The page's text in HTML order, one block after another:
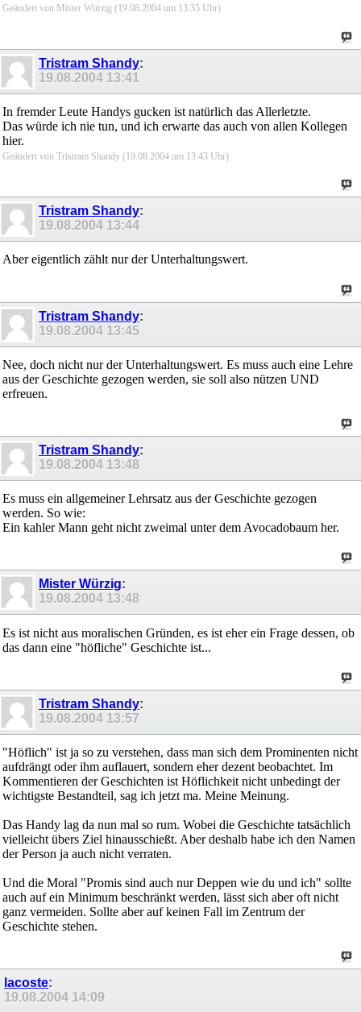
Geändert von Mister Würzig (19.08.2004 um 13:35 Uhr)
Tristram Shandy:
19.08.2004 13:41
In fremder Leute Handys gucken ist natürlich das Allerletzte.
Das würde ich nie tun, und ich erwarte das auch von allen Kollegen
hier.
Geändert von Tristram Shandy (19.08.2004 um 13:43 Uhr)
Tristram Shandy:
19.08.2004 13:44
Aber eigentlich zählt nur der Unterhaltungswert.
Tristram Shandy:
19.08.2004 13:45
Nee, doch nicht nur der Unterhaltungswert. Es muss auch eine Lehre
aus der Geschichte gezogen werden, sie soll also nützen UND
erfreuen.
Tristram Shandy:
19.08.2004 13:48
Es muss ein allgemeiner Lehrsatz aus der Geschichte gezogen
werden. So wie:
Ein kahler Mann geht nicht zweimal unter dem Avocadobaum her.
Mister Würzig:
19.08.2004 13:48
Es ist nicht aus moralischen Gründen, es ist eher ein Frage dessen, ob
das dann eine "höfliche" Geschichte ist...
Tristram Shandy:
19.08.2004 13:57
"Höflich" ist ja so zu verstehen, dass man sich dem Prominenten nicht
aufdrängt oder ihm auflauert, sondern eher dezent beobachtet. Im
Kommentieren der Geschichten ist Höflichkeit nicht unbedingt der
wichtigste Bestandteil, sag ich jetzt ma. Meine Meinung.
Das Handy lag da nun mal so rum. Wobei die Geschichte tatsächlich
vielleicht übers Ziel hinausschießt. Aber deshalb habe ich den Namen
der Person ja auch nicht verraten.
Und die Moral "Promis sind auch nur Deppen wie du und ich" sollte
auch auf ein Minimum beschränkt werden, lässt sich aber oft nicht
ganz vermeiden. Sollte aber auf keinen Fall im Zentrum der
Geschichte stehen.
lacoste:
19.08.2004 14:09